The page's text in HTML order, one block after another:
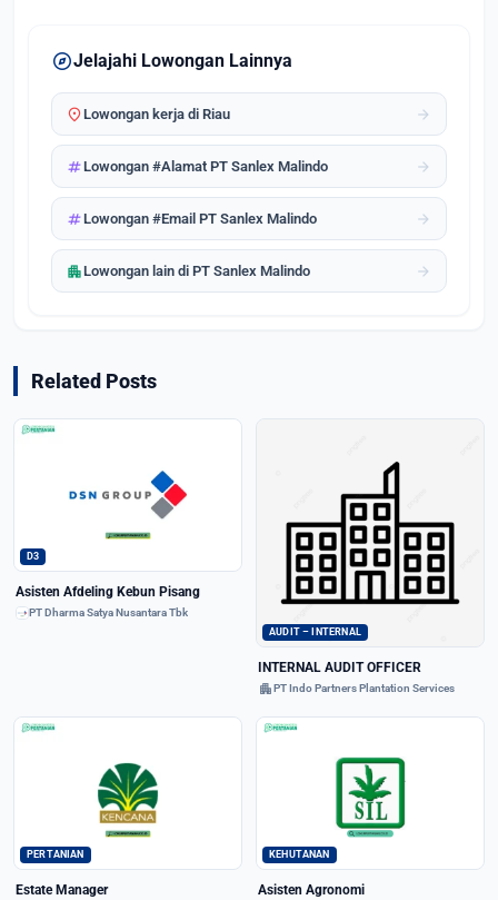
exploreJelajahi Lowongan Lainnya
location_onLowongan kerja di Riau arrow_forward
tagLowongan #Alamat PT Sanlex Malindo arrow_forward
tagLowongan #Email PT Sanlex Malindo arrow_forward
apartmentLowongan lain di PT Sanlex Malindo arrow_forward
Related Posts
D3
Asisten Afdeling Kebun Pisang
PT Dharma Satya Nusantara Tbk
AUDIT – INTERNAL
INTERNAL AUDIT OFFICER
apartmentPT Indo Partners Plantation Services
PERTANIAN
Estate Manager
KEHUTANAN
Asisten Agronomi